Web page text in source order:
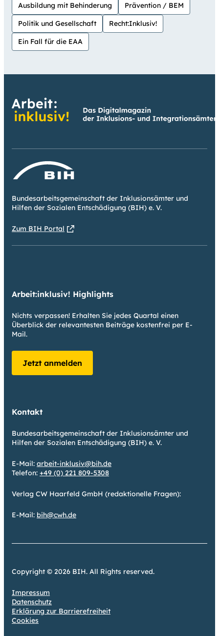
Ausbildung mit Behinderung Prävention / BEM
Politik und Gesellschaft Recht:Inklusiv!
Ein Fall für die EAA
Bundesarbeitsgemeinschaft der Inklusionsämter und
Hilfen der Sozialen Entschädigung (BIH) e. V.
Zum BIH Portal
Arbeit:inklusiv! Highlights
Nichts verpassen! Erhalten Sie jedes Quartal einen
Überblick der relevantesten Beiträge kostenfrei per E-
Mail.
Jetzt anmelden
Kontakt
Bundesarbeitsgemeinschaft der Inklusionsämter und
Hilfen der Sozialen Entschädigung (BIH) e. V.
E-Mail: arbeit-inklusiv@bih.de
Telefon: +49 (0) 221 809-5308
Verlag CW Haarfeld GmbH (redaktionelle Fragen):
E-Mail: bih@cwh.de
Copyright © 2026 BIH. All Rights reserved.
Impressum
Datenschutz
Erklärung zur Barrierefreiheit
Cookies